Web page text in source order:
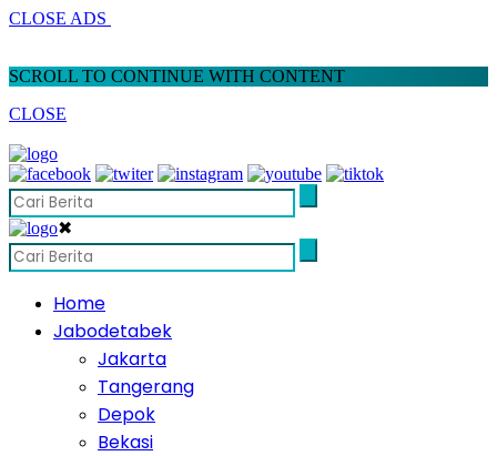
CLOSE ADS
SCROLL TO CONTINUE WITH CONTENT
CLOSE
✖
Home
Jabodetabek
Jakarta
Tangerang
Depok
Bekasi